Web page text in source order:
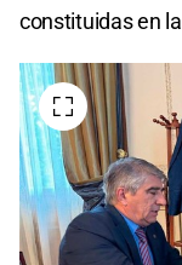
constituidas en